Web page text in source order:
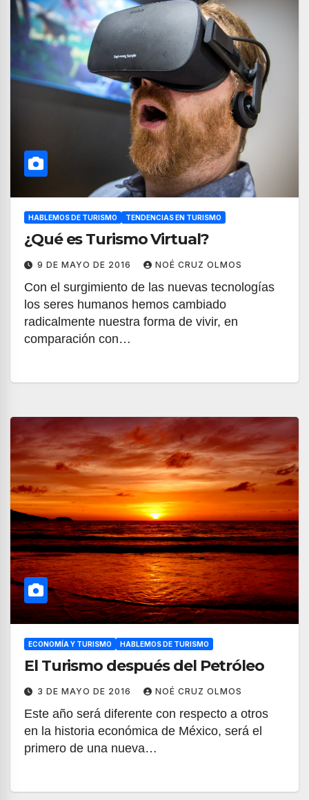
HABLEMOS DE TURISMO TENDENCIAS EN TURISMO
¿Qué es Turismo Virtual?
9 DE MAYO DE 2016 NOÉ CRUZ OLMOS
Con el surgimiento de las nuevas tecnologías
los seres humanos hemos cambiado
radicalmente nuestra forma de vivir, en
comparación con…
ECONOMÍA Y TURISMO HABLEMOS DE TURISMO
El Turismo después del Petróleo
3 DE MAYO DE 2016 NOÉ CRUZ OLMOS
Este año será diferente con respecto a otros
en la historia económica de México, será el
primero de una nueva…